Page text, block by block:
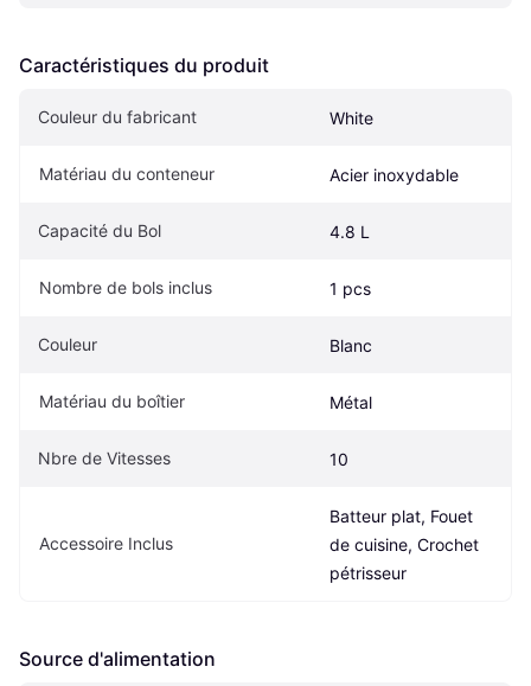
Caractéristiques du produit
Couleur du fabricant White
Matériau du conteneur Acier inoxydable
Capacité du Bol 4.8 L
Nombre de bols inclus 1 pcs
Couleur Blanc
Matériau du boîtier Métal
Nbre de Vitesses 10
Accessoire Inclus
Batteur plat, Fouet
de cuisine, Crochet
pétrisseur
Source d'alimentation